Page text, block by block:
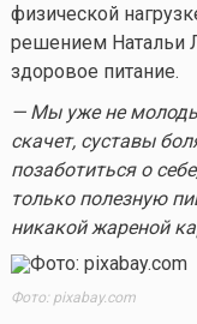
физической
решением Натальи
здоровое питание.
— Мы уже не
скачет, суставы
позаботиться о
только полезную
никакой жареной
Фото: pixabay.com